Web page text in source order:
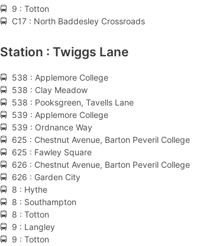
🚍 9 : Totton
🚍 C17 : North Baddesley Crossroads
Station : Twiggs Lane
🚍 538 : Applemore College
🚍 538 : Clay Meadow
🚍 538 : Pooksgreen, Tavells Lane
🚍 539 : Applemore College
🚍 539 : Ordnance Way
🚍 625 : Chestnut Avenue, Barton Peveril College
🚍 625 : Fawley Square
🚍 626 : Chestnut Avenue, Barton Peveril College
🚍 626 : Garden City
🚍 8 : Hythe
🚍 8 : Southampton
🚍 8 : Totton
🚍 9 : Langley
🚍 9 : Totton